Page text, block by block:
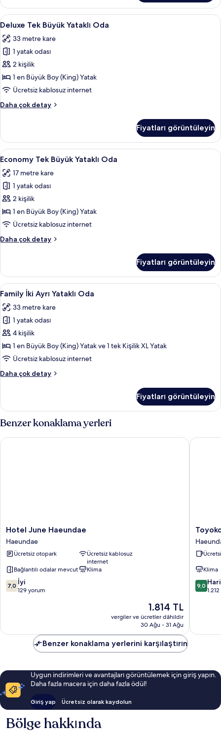
Oda
hakkında
daha
detay
Deluxe
Tek
Büyük
Yataklı
Oda
için
tüm
görün
Deluxe Tek Büyük Yataklı Oda |
15
Deluxe Tek Büyük Yataklı Oda
33 metre kare
1 yatak odası
2 kişilik
1 en Büyük Boy (King) Yatak
Ücretsiz kablosuz internet
Daha çok detay
Deluxe
Oda
hakkında
daha
detay
Fiyatları görüntüleyin
Economy
Tek
Büyük
Yataklı
Oda
için
tüm
görün
Economy Tek Büyük Yataklı Oda |
15
Economy Tek Büyük Yataklı Oda
17 metre kare
1 yatak odası
2 kişilik
1 en Büyük Boy (King) Yatak
Ücretsiz kablosuz internet
Daha çok detay
Economy
Oda
hakkında
daha
detay
Fiyatları görüntüleyin
Family
İki
Ayrı
Yataklı
Oda
için
tüm
görün
Family İki Ayrı Yataklı Oda | Kaliteli
14
Family İki Ayrı Yataklı Oda
33 metre kare
1 yatak odası
4 kişilik
1 en Büyük Boy (King) Yatak ve 1 tek Kişilik XL Yatak
Ücretsiz kablosuz internet
Daha çok detay
Family
Oda
hakkında
daha
fazla
detay
Fiyatları görüntüleyin
Benzer konaklama yerleri
Hotel
June
Haeundae
Haeundae
Hotel June Haeundae
Haeundae
Ücretsiz otopark
Ücretsiz kablosuz
internet
Bağlantılı odalar mevcut
Klima
10
üzerinden
7,0 İyi
129 yorum
Güncel
fiyat:
1.814 TL
1.814 TL
vergiler ve ücretler dâhildir
30 Ağu - 31 Ağu
Hotel June Haeundae
Toyoko
Inn
Busan
Klima
10
9,0
Toyoko
Benzer konaklama yerlerini karşılaştırın
Uygun indirimleri ve avantajları görüntülemek için giriş yapın.
Daha fazla macera için daha fazla ödül!
Giriş yap Ücretsiz olarak kaydolun
Bölge hakkında